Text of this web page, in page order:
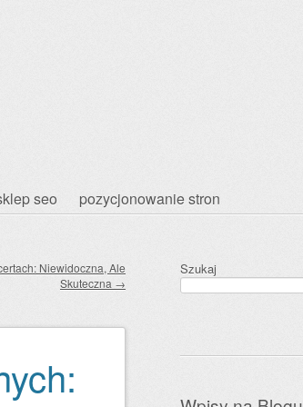
seo pozycjonowanie stron
Niewidoczna, Ale
Skuteczna →
Szukaj